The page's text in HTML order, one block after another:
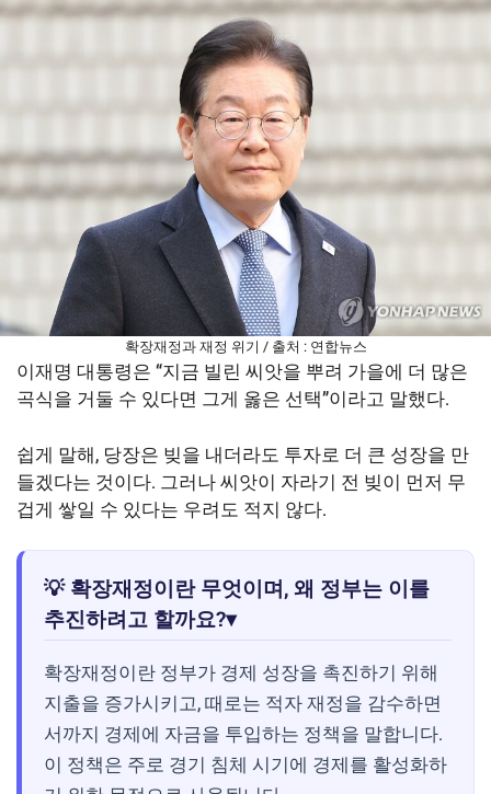
확장재정과 재정 위기 / 출처 : 연합뉴스
이재명 대통령은 “지금 빌린 씨앗을 뿌려 가을에 더 많은
곡식을 거둘 수 있다면 그게 옳은 선택”이라고 말했다.
쉽게 말해, 당장은 빚을 내더라도 투자로 더 큰 성장을 만
들겠다는 것이다. 그러나 씨앗이 자라기 전 빚이 먼저 무
겁게 쌓일 수 있다는 우려도 적지 않다.
💡 확장재정이란 무엇이며, 왜 정부는 이를
추진하려고 할까요?▾
확장재정이란 정부가 경제 성장을 촉진하기 위해
지출을 증가시키고, 때로는 적자 재정을 감수하면
서까지 경제에 자금을 투입하는 정책을 말합니다.
이 정책은 주로 경기 침체 시기에 경제를 활성화하